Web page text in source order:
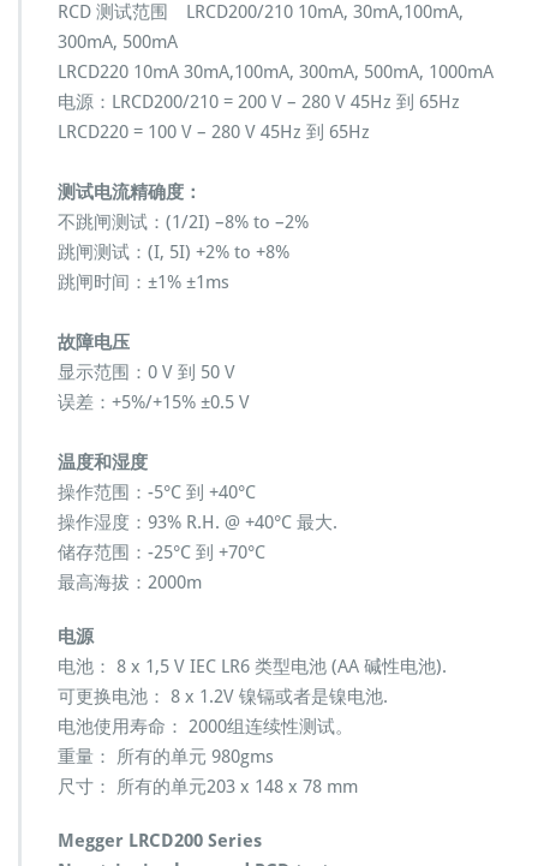
RCD 测试范围 LRCD200/210 10mA, 30mA,100mA,
300mA, 500mA
LRCD220 10mA 30mA,100mA, 300mA, 500mA, 1000mA
电源：LRCD200/210 = 200 V – 280 V 45Hz 到 65Hz
LRCD220 = 100 V – 280 V 45Hz 到 65Hz
测试电流精确度：
不跳闸测试：(1/2I) –8% to –2%
跳闸测试：(I, 5I) +2% to +8%
跳闸时间：±1% ±1ms
故障电压
显示范围：0 V 到 50 V
误差：+5%/+15% ±0.5 V
温度和湿度
操作范围：-5°C 到 +40°C
操作湿度：93% R.H. @ +40°C 最大.
储存范围：-25°C 到 +70°C
最高海拔：2000m
电源
电池： 8 x 1,5 V IEC LR6 类型电池 (AA 碱性电池).
可更换电池： 8 x 1.2V 镍镉或者是镍电池.
电池使用寿命： 2000组连续性测试。
重量： 所有的单元 980gms
尺寸： 所有的单元203 x 148 x 78 mm
Megger LRCD200 Series